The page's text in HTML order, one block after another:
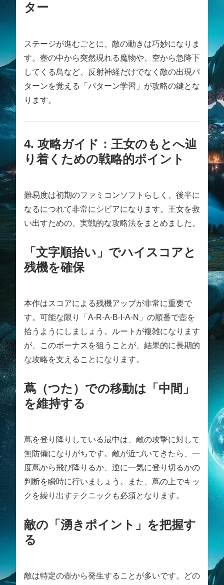
ター
ステージが進むごとに、敵の動きは巧妙になりま
す。壺の中から突然現れる魔物や、空から急降下
してくる鳥など、反射神経だけでなく敵の出現パ
ターンを覚える「パターン学習」が攻略の鍵とな
ります。
4. 攻略ガイド：王女のもとへ辿
り着くための戦略的ポイント
難易度は初期のファミコンソフトらしく、後半に
なるにつれて非常にシビアになります。王女を救
い出すための、実戦的な攻略法をまとめました。
「文字順拾い」でハイスコアと
残機を確保
本作はスコアによる残機アップが非常に重要で
す。可能な限り「A-R-A-B-I-A-N」の順番で壺を
拾うようにしましょう。ルートが複雑になります
が、このボーナスを狙うことが、結果的に長期的
な攻略を支えることになります。
蔦（つた）での移動は「中間」
を維持する
蔦を登り降りしている最中は、敵の攻撃に対して
無防備になりがちです。敵が近づいてきたら、一
度蔦から飛び降りるか、逆に一気に登り切るかの
判断を瞬時に行いましょう。また、蔦の上でキッ
クを繰り出すテクニックも必須となります。
敵の「湧きポイント」を把握す
る
敵は特定の壺から発生することが多いです。どの